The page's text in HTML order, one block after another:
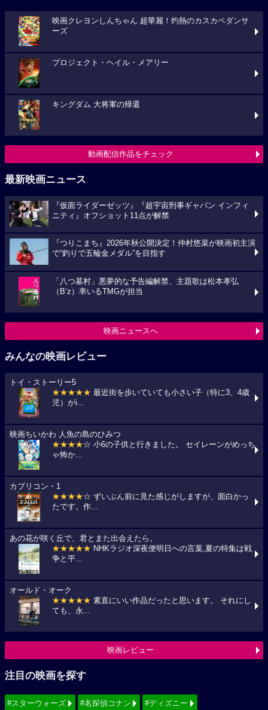
映画クレヨンしんちゃん 超華麗！灼熱のカスカベダンサ
ーズ
プロジェクト・ヘイル・メアリー
キングダム 大将軍の帰還
動画配信作品をチェック
最新映画ニュース
『仮面ライダーゼッツ』『超宇宙刑事ギャバン インフィ
ニティ』オフショット11点が解禁
『つりこまち』2026年秋公開決定！仲村悠菜が映画初主演
で“釣りで五輪金メダル”を目指す
「八つ墓村」悪夢的な予告編解禁、主題歌は松本孝弘
（B’z）率いるTMGが担当
映画ニュースへ
みんなの映画レビュー
トイ・ストーリー5
★★★★★ 最近街を歩いていても小さい子（特に3、4歳
児）がi...
映画ちいかわ 人魚の島のひみつ
★★★★☆ 小6の子供と行きました。 セイレーンがめっち
ゃ怖か...
カプリコン・1
★★★★☆ ずいぶん前に見た感じがしますが、面白かっ
たです。作...
あの花が咲く丘で、君とまた出会えたら。
★★★★★ NHKラジオ深夜便明日への言葉,夏の特集は戦
争と平...
オールド・オーク
★★★★★ 素直にいい作品だったと思います。 それにし
ても、永...
映画レビュー
注目の映画を探す
#スターウォーズ #名探偵コナン #ディズニー